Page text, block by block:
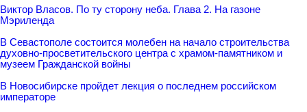
Виктор Власов. По ту сторону неба. Глава 2. На газоне
Мэриленда
В Севастополе состоится молебен на начало строительства
духовно-просветительского центра с храмом-памятником и
музеем Гражданской войны
В Новосибирске пройдет лекция о последнем российском
императоре